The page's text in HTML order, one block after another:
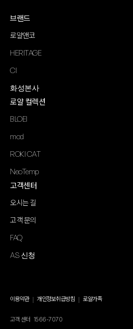
브랜드
로얄앤코
HERITAGE
CI
화성본사
로얄 컬렉션
BLOEI
mod
ROKI CAT
NeoTemp
고객센터
오시는 길
고객 문의
FAQ
AS 신청
이용약관 개인정보취급방침 로얄가족
고객 센터
1566-7070